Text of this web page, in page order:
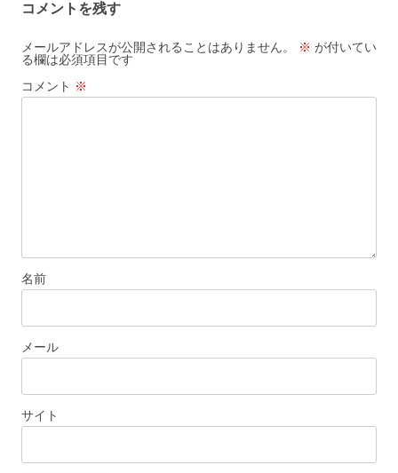
コメントを残す
メールアドレスが公開されることはありません。 ※ が付いてい
る欄は必須項目です
コメント ※
名前
メール
サイト